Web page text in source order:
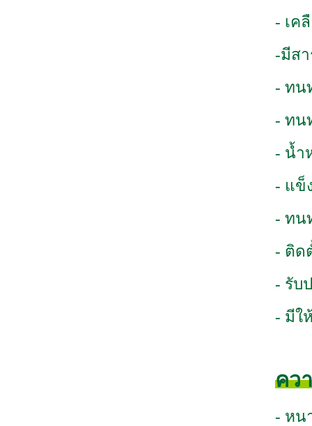
- เค
-มีส
- ทน
- ทน
- น้ำ
- แข็
- ทน
- ติด
- รับ
- มีใ
คว
- หน